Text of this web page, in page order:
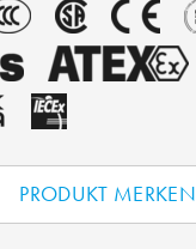
PRODUKT MERKEN